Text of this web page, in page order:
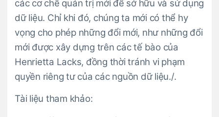
các cơ chế quản trị mới để sở hữu và sử dụng
dữ liệu. Chỉ khi đó, chúng ta mới có thể hy
vọng cho phép những đổi mới, như những đổi
mới được xây dựng trên các tế bào của
Henrietta Lacks, đồng thời tránh vi phạm
quyền riêng tư của các nguồn dữ liệu./.
Tài liệu tham khảo: